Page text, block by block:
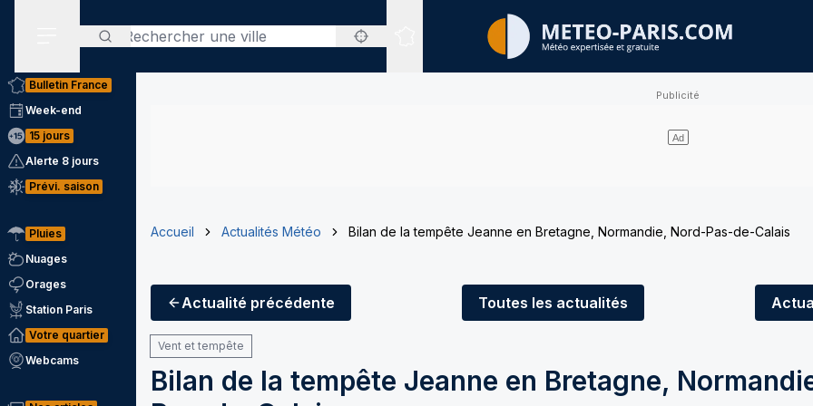
Rechercher
Sites expertisés
Bulletin France
Week-end
15 jours
Alerte 8 jours
Prévi. saison
Pluies
Nuages
Orages
Station Paris
Votre quartier
Webcams
Accueil Actualités Météo Bilan de la tempête Jeanne en Bretagne, Normandie, Nord-Pas-de-Calais
Actualité précédente Toutes les actualités
Vent et tempête
Bilan de la tempête Jeanne en Bretagne,